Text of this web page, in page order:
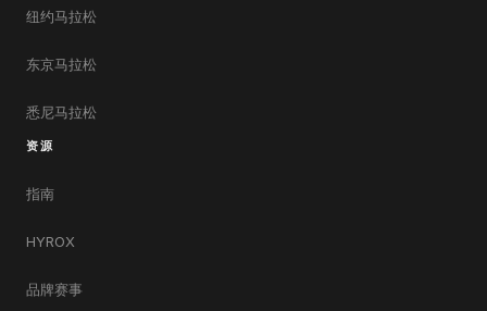
纽约马拉松
东京马拉松
悉尼马拉松
资源
指南
HYROX
品牌赛事